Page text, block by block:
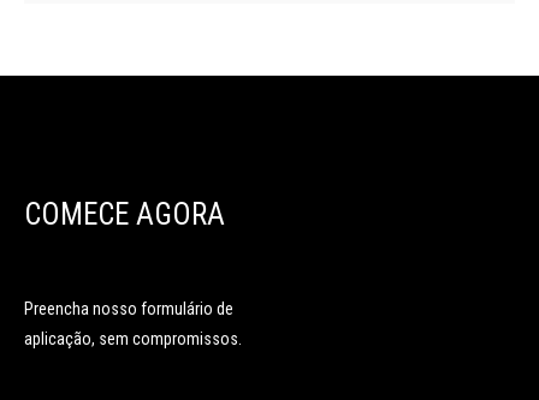
COMECE AGORA
Preencha nosso formulário de
aplicação, sem compromissos.